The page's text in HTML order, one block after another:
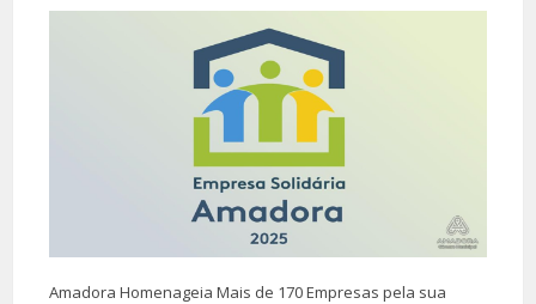
Amadora Homenageia Mais de 170 Empresas pela sua